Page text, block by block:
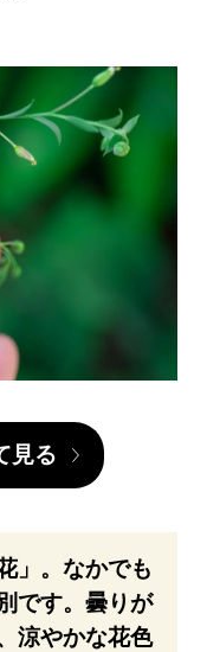
見る
」。なかでも
です。曇りが
涼やかな花色